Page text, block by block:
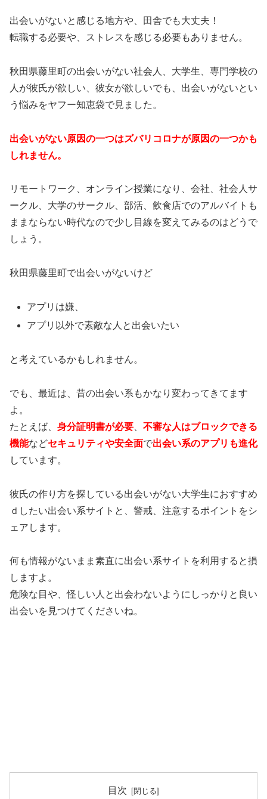
出会いがないと感じる地方や、田舎でも大丈夫！
転職する必要や、ストレスを感じる必要もありません。
秋田県藤里町の出会いがない社会人、大学生、専門学校の
人が彼氏が欲しい、彼女が欲しいでも、出会いがないとい
う悩みをヤフー知恵袋で見ました。
出会いがない原因の一つはズバリコロナが原因の一つかも
しれません。
リモートワーク、オンライン授業になり、会社、社会人サ
ークル、大学のサークル、部活、飲食店でのアルバイトも
ままならない時代なので少し目線を変えてみるのはどうで
しょう。
秋田県藤里町で出会いがないけど
アプリは嫌、
アプリ以外で素敵な人と出会いたい
と考えているかもしれません。
でも、最近は、昔の出会い系もかなり変わってきてます
よ。
たとえば、 身分証明書が必要
不審な人はブロックできる
機能などセキュリティや安全面で出会い系のアプリも進化
しています。
彼氏の作り方を探している出会いがない大学生におすすめ
ｄしたい出会い系サイトと、警戒、注意するポイントをシ
ェアします。
何も情報がないまま素直に出会い系サイトを利用すると損
しますよ。
危険な目や、怪しい人と出会わないようにしっかりと良い
出会いを見つけてくださいね。
目次